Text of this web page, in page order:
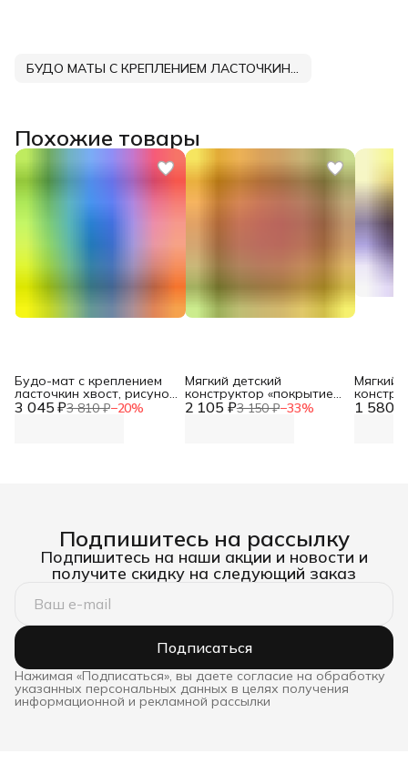
БУДО МАТЫ С КРЕПЛЕНИЕМ ЛАСТОЧКИН ХВОСТ DNN
Похожие товары
3 045 ₽3 810 ₽−20%
Будо-мат с креплением
ласточкин хвост, рисунок
с одной стороны, 1 м2. 2 105 ₽3 150 ₽−33%
Мягкий детский
конструктор «покрытие
напольное животный 1 580 ₽
Мягкий
Подпишитесь на рассылку
Подпишитесь на наши акции и новости и
получите скидку на следующий заказ
Подписаться
Нажимая «Подписаться», вы даете согласие на обработку
указанных персональных данных в целях получения
информационной и рекламной рассылки